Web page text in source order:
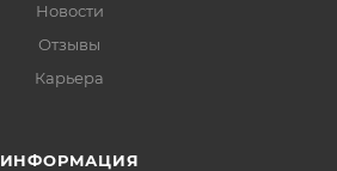
Новости
Отзывы
Карьера
ИНФОРМАЦИЯ